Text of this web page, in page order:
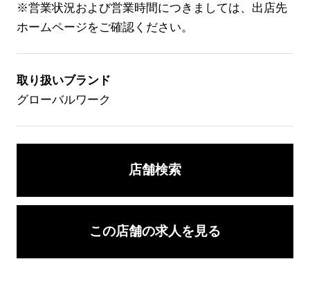
IR情報
JP EN
※営業状況および営業時間につきましては、出店先
ホームページをご確認ください。
取り扱いブランド
グローバルワーク
店舗検索
この店舗の求人を見る